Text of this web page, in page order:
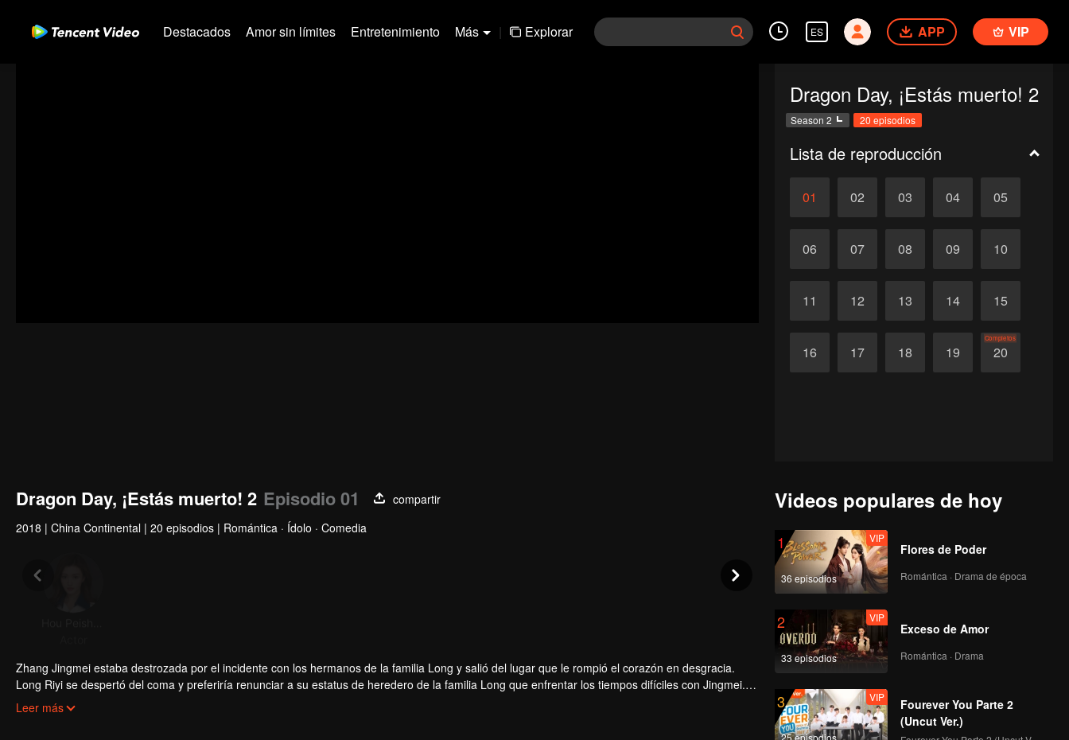
Destacados Amor sin límites Entretenimiento Más | Explorar ES APP VIP
Dragon Day, ¡Estás muerto! 2
Season 2 20 episodios
Lista de reproducción
01 02 03 04 05
06 07 08 09 10
11 12 13 14 15
16 17 18 19 20
Completos
Dragon Day, ¡Estás muerto! 2 Episodio 01
compartir
2018 | China Continental | 20 episodios | Romántica · Ídolo · Comedia
Zhang Jingmei estaba destrozada por el incidente con los hermanos de la familia Long y salió del lugar que le rompió el corazón en desgracia.
Long Riyi se despertó del coma y preferiría renunciar a su estatus de heredero de la familia Long que enfrentar los tiempos difíciles con Jingmei.
Pero la vida de una persona ordinaria no es tan simple como Long pensaba. Después de regresar del desastre, Long Haiyi declaró oficialmente la
Leer más
Videos populares de hoy
1
36 episodios
VIP
Flores de Poder
Romántica · Drama de época
2
33 episodios
VIP
Exceso de Amor
Romántica · Drama
3
25 episodios
VIP
Fourever You Parte 2
(Uncut Ver.)